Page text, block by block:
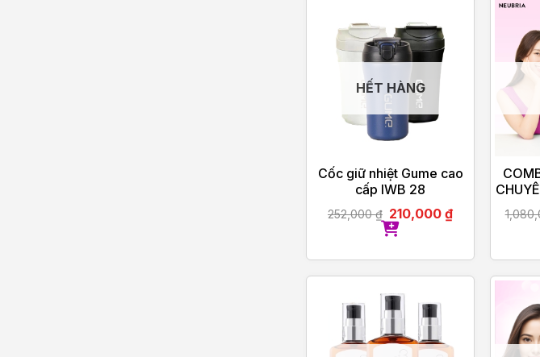
HẾT HÀNG
Cốc giữ nhiệt Gume cao
cấp IWB 28
252,000₫ 210,000₫
PHỤ